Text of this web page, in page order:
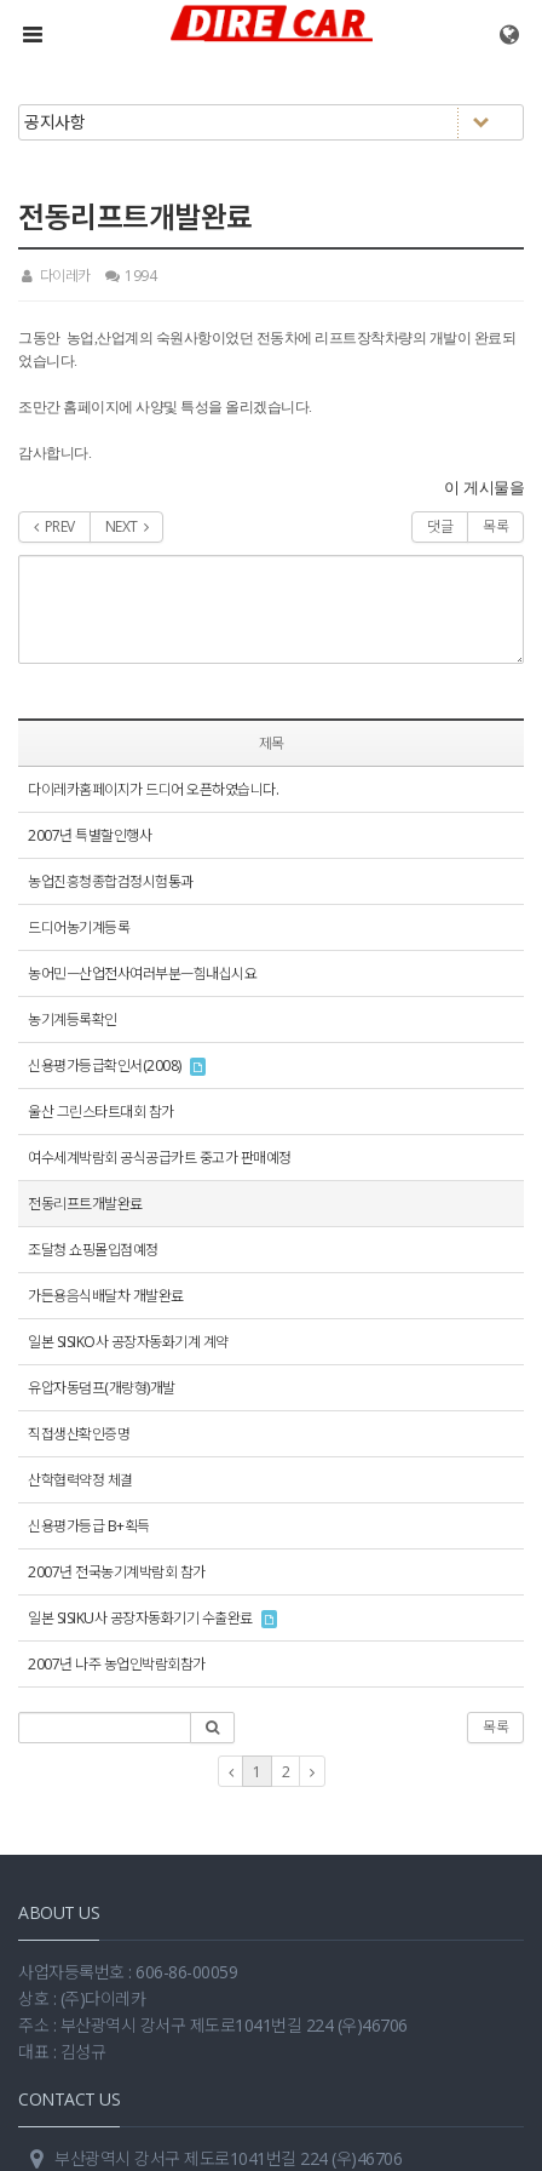
메뉴 건너뛰기
전동리프트개발완료
다이레카 1994
그동안 농업,산업계의 숙원사항이었던 전동차에 리프트장착차량의 개발이 완료되
었습니다.
조만간 홈페이지에 사양및 특성을 올리겠습니다.
감사합니다.
이 게시물을
PREV NEXT 댓글 목록
제목
다이레카홈페이지가 드디어 오픈하였습니다.
2007년 특별할인행사
농업진흥청종합검정시험통과
드디어농기계등록
농어민ㅡ산업전사여러부분ㅡ힘내십시요
농기계등록확인
신용평가등급확인서(2008)
울산 그린스타트대회 참가
여수세계박람회 공식공급카트 중고가 판매예정
전동리프트개발완료
조달청 쇼핑몰입점예정
가든용음식배달차 개발완료
일본 SISIKO사 공장자동화기계 계약
유압자동덤프(개량형)개발
직접생산확인증명
산학협력약정 체결
신용평가등급 B+획득
2007년 전국농기계박람회 참가
일본 SISIKU사 공장자동화기기 수출완료
2007년 나주 농업인박람회참가
목록
1 2
ABOUT US
사업자등록번호 : 606-86-00059
상호 : (주)다이레카
주소 : 부산광역시 강서구 제도로1041번길 224 (우)46706
대표 : 김성규
CONTACT US
부산광역시 강서구 제도로1041번길 224 (우)46706